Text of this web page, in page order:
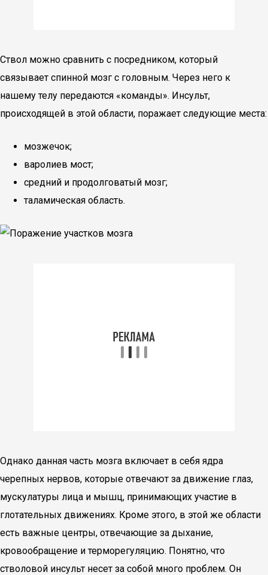
Ствол можно сравнить с посредником, который
связывает спинной мозг с головным. Через него к
нашему телу передаются «команды». Инсульт,
происходящей в этой области, поражает следующие места:
мозжечок;
варолиев мост;
средний и продолговатый мозг;
таламическая область.
Однако данная часть мозга включает в себя ядра
черепных нервов, которые отвечают за движение глаз,
мускулатуры лица и мышц, принимающих участие в
глотательных движениях. Кроме этого, в этой же области
есть важные центры, отвечающие за дыхание,
кровообращение и терморегуляцию. Понятно, что
стволовой инсульт несет за собой много проблем. Он